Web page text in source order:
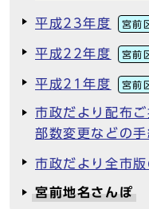
平成23年度 宮前
平成22年度 宮前
平成21年度 宮前
市政だより配布
部数変更などの手
市政だより全市
宮前地名さんぽ